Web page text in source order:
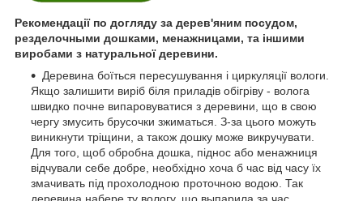
Рекомендації по догляду за дерев'яним посудом,
резделочными дошками, менажницами, та іншими
виробами з натуральної деревини.
Деревина боїться пересушування і циркуляції вологи.
Якщо залишити виріб біля приладів обігріву - волога
швидко почне випаровуватися з деревини, що в свою
чергу змусить брусочки зжиматься. З-за цього можуть
виникнути тріщини, а також дошку може викручувати.
Для того, щоб обробна дошка, піднос або менажниця
відчували себе добре, необхідно хоча б час від часу їх
змачивать під прохолодною проточною водою. Так